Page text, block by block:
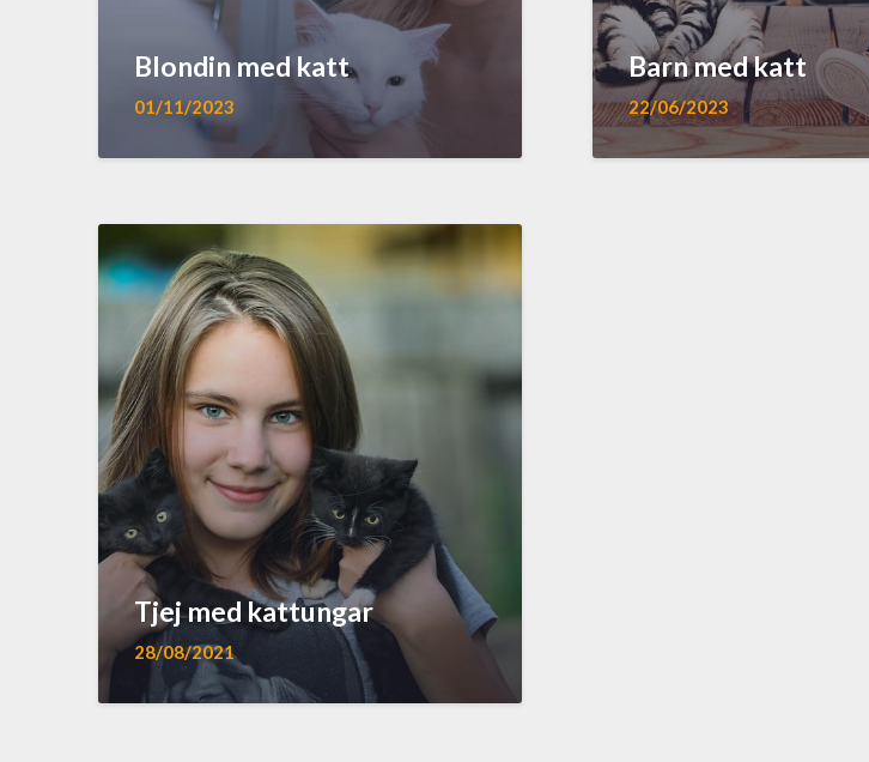
Blondin med katt
01/11/2023
Barn med katt
22/06/2023
Tjej med kattungar
28/08/2021